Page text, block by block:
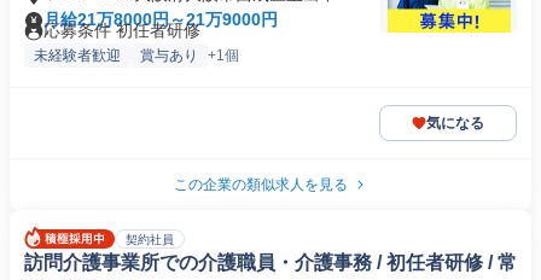
月給21万8000円～21万9000円
応募条件 初任者研修
未経験者歓迎 賞与あり +1個
気になる
この企業の類似求人を見る
契約社員
訪問介護事業所での介護職員・介護事務 / 初任者研修 / 常